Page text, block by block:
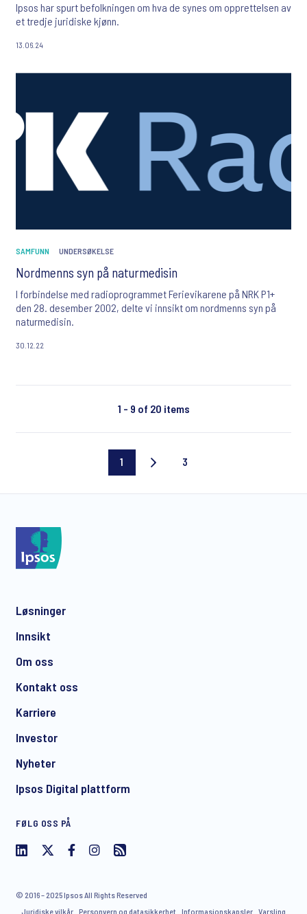
Ipsos har spurt befolkningen om hva de synes om opprettelsen av
et tredje juridiske kjønn.
13.06.24
SAMFUNN UNDERSØKELSE
Nordmenns syn på naturmedisin
I forbindelse med radioprogrammet Ferievikarene på NRK P1+
den 28. desember 2002, delte vi innsikt om nordmenns syn på
naturmedisin.
30.12.22
1 - 9 of 20 items
Current
1
Last
3
Løsninger
Innsikt
Om oss
Kontakt oss
Karriere
Investor
Nyheter
Ipsos Digital plattform
FØLG OSS PÅ
© 2016 – 2025 Ipsos All Rights Reserved
Juridiske vilkår Personvern og datasikkerhet Informasjonskapsler Varsling